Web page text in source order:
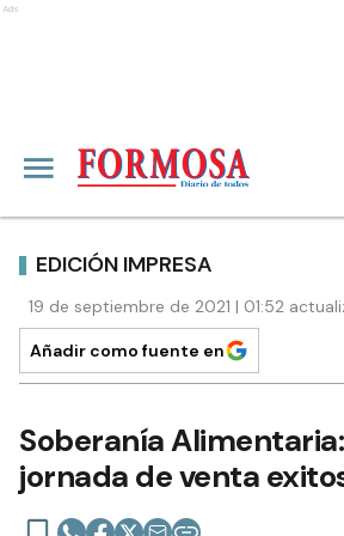
Ads
EDICIÓN IMPRESA
19 de septiembre de 2021 | 01:52
Añadir como fuente en
Soberanía
jornada de venta